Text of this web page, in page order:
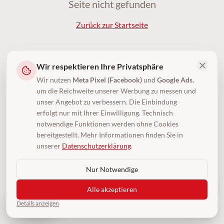
Seite nicht gefunden
Zurück zur Startseite
4,5 (250)
Wir respektieren Ihre Privatsphäre
Wir nutzen Meta Pixel (Facebook) und Google Ads,
um die Reichweite unserer Werbung zu messen und
unser Angebot zu verbessern. Die Einbindung
erfolgt nur mit Ihrer Einwilligung. Technisch
notwendige Funktionen werden ohne Cookies
bereitgestellt. Mehr Informationen finden Sie in
unserer Datenschutzerklärung.
Details anzeigen
Nur Notwendige
Alle akzeptieren